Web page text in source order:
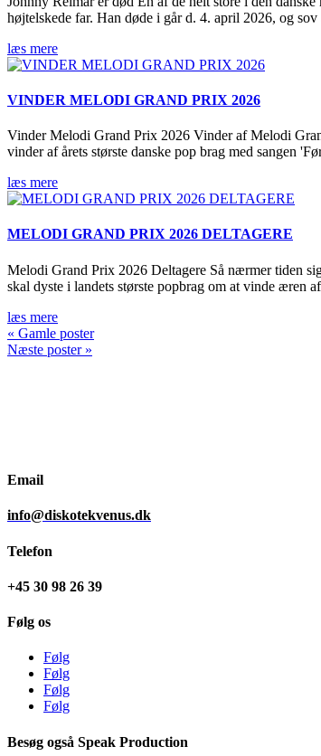
højtelskede far. Han døde i går d. 4. april 2026, og sov
læs mere
VINDER MELODI GRAND PRIX 2026
Vinder Melodi Grand Prix 2026 Vinder af Melodi
vinder af årets største danske pop brag med sangen
læs mere
MELODI GRAND PRIX 2026 DELTAGERE
Melodi Grand Prix 2026 Deltagere Så nærmer tiden
skal dyste i landets største popbrag om at vinde æren
læs mere
« Gamle poster
Næste poster »
Email
info@diskotekvenus.dk
Telefon
+45 30 98 26 39
Følg os
Følg
Følg
Følg
Følg
Besøg også Speak Production